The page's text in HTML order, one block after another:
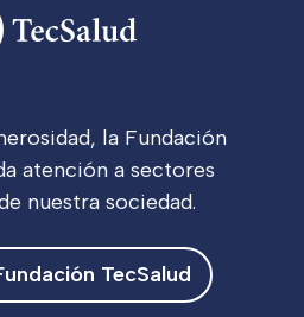
la Fundación
atención a sectores
nuestra sociedad.
TecSalud